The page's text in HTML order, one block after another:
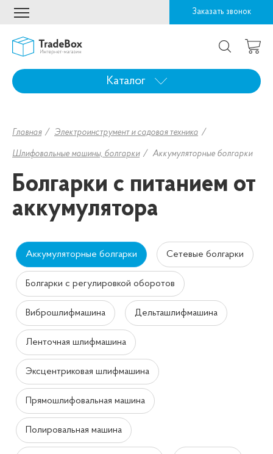
Заказать звонок
Каталог
Главная Электроинструмент и садовая техника
Шлифовальные машины, болгарки Аккумуляторные болгарки
Болгарки с питанием от
аккумулятора
Аккумуляторные болгарки Сетевые болгарки
Болгарки с регулировкой оборотов
Виброшлифмашина Дельташлифмашина
Ленточная шлифмашина
Эксцентриковая шлифмашина
Прямошлифовальная машина
Полировальная машина